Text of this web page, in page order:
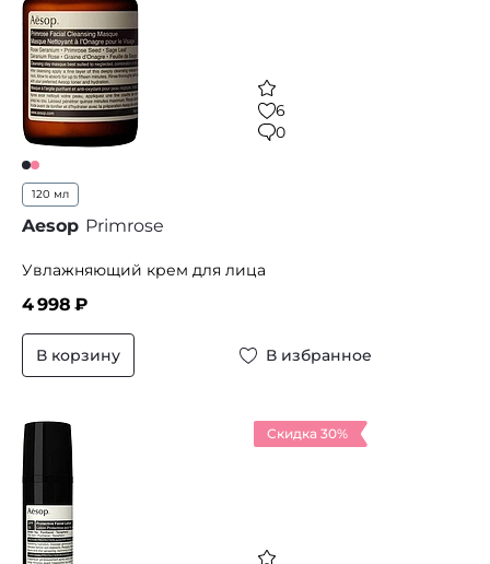
6
0
120 мл
Aesop Primrose
Увлажняющий крем для лица
4 998 ₽
В корзину В избранное
Скидка 30%